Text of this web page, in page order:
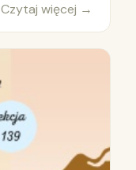
Czytaj więcej →